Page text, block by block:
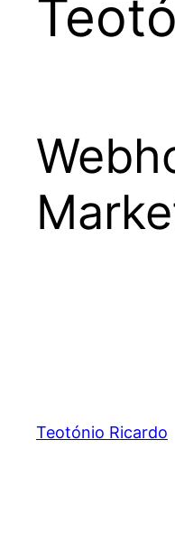
Teotónio Ricardo